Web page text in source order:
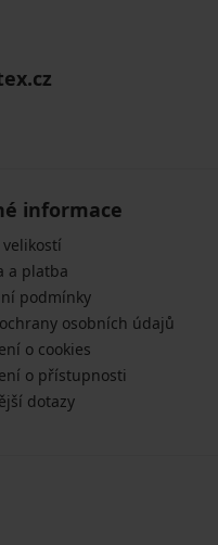
informace
a platba
podmínky
osobních údajů
o cookies
o přístupnosti
dotazy